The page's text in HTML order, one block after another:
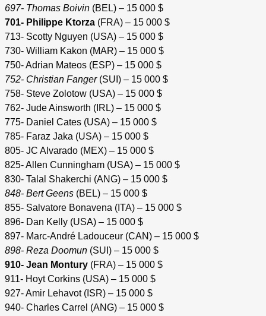
697- Thomas Boivin (BEL) – 15 000 $
701- Philippe Ktorza (FRA) – 15 000 $
713- Scotty Nguyen (USA) – 15 000 $
730- William Kakon (MAR) – 15 000 $
750- Adrian Mateos (ESP) – 15 000 $
752- Christian Fanger(SUI) – 15 000 $
758- Steve Zolotow (USA) – 15 000 $
762- Jude Ainsworth (IRL) – 15 000 $
775- Daniel Cates (USA) – 15 000 $
785- Faraz Jaka (USA) – 15 000 $
805- JC Alvarado (MEX) – 15 000 $
825- Allen Cunningham (USA) – 15 000 $
830- Talal Shakerchi (ANG) – 15 000 $
848- Bert Geens (BEL) – 15 000 $
855- Salvatore Bonavena (ITA) – 15 000 $
896- Dan Kelly (USA) – 15 000 $
897- Marc-André Ladouceur (CAN) – 15 000 $
898- Reza Doomun (SUI) – 15 000 $
910- Jean Montury (FRA) – 15 000 $
911- Hoyt Corkins (USA) – 15 000 $
927- Amir Lehavot (ISR) – 15 000 $
940- Charles Carrel (ANG) – 15 000 $